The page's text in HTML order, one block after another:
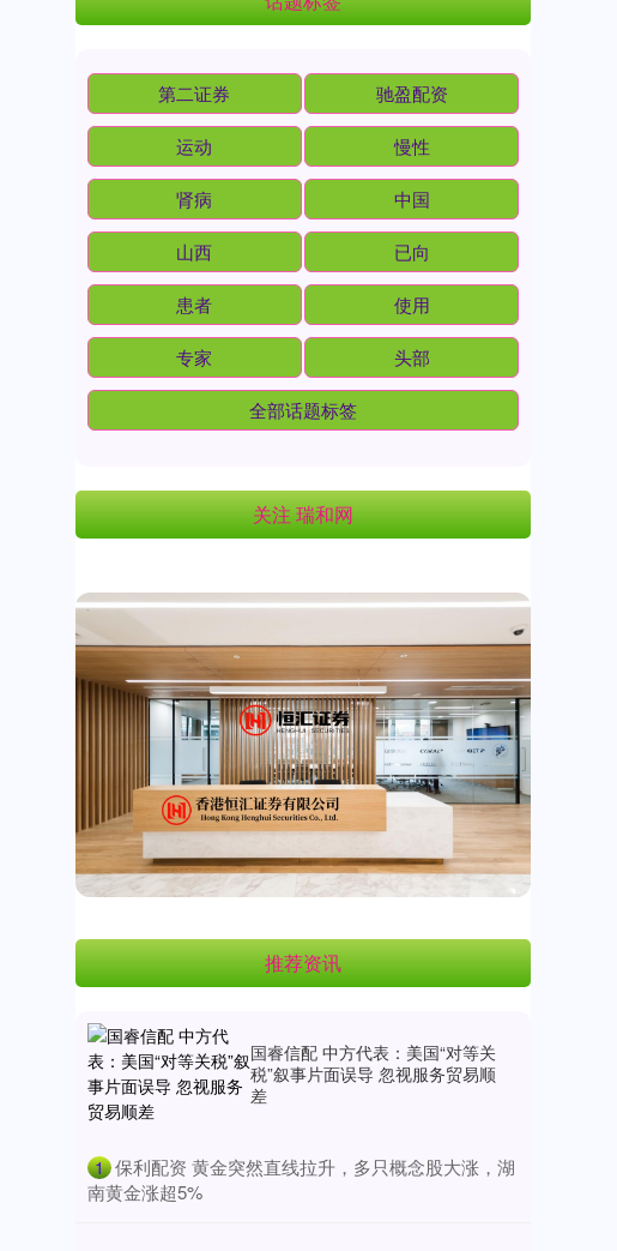
第二证券 驰盈配资
运动 慢性
肾病 中国
山西 已向
患者 使用
专家 头部
全部话题标签
关注 瑞和网
推荐资讯
国睿信配 中方代表：美国“对等关
税”叙事片面误导 忽视服务贸易顺
差
1 ​保利配资 黄金突然直线拉升，多只概念股大涨，湖
南黄金涨超5%